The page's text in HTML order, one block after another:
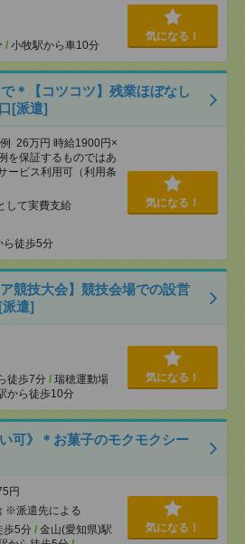
/ 小牧駅から車10分
気になる！
＊【コツコツ】残業ほぼなし
[派遣]
26万円 時給1900円×
保証するものではあ
ービス利用可（利用条
して実費支給
ら徒歩5分
気になる！
競技大会】競技会場での設営
遣]
徒歩7分 / 瑞穂運動場
から徒歩10分
気になる！
可》＊お菓子のモクモクシー
円
※派遣先による
歩5分 / 金山(愛知県)駅
気になる！